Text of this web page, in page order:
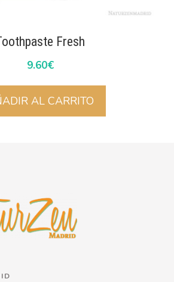
Fresh
9.60€
AL CARRITO